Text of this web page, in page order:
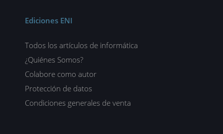
Ediciones ENI
Todos los artículos de informática
¿Quiénes Somos?
Colabore como autor
Protección de datos
Condiciones generales de venta